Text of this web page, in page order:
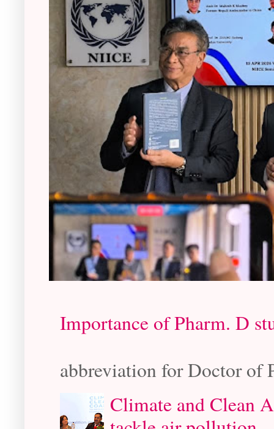
Importance of Pharm. D
abbreviation for Doctor of
Climate and Clean